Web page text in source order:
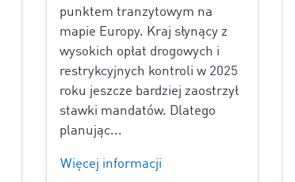
punktem tranzytowym na
mapie Europy. Kraj słynący z
wysokich opłat drogowych i
restrykcyjnych kontroli w 2025
roku jeszcze bardziej zaostrzył
stawki mandatów. Dlatego
planując...
Więcej informacji